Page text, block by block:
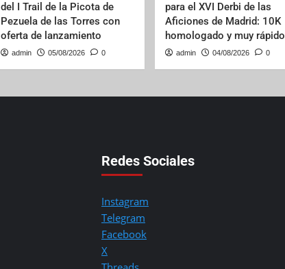
del I Trail de la Picota de
Pezuela de las Torres con
oferta de lanzamiento
admin 05/08/2026 0
para el XVI Derbi de las
Aficiones de Madrid: 10K
homologado y muy rápido
admin 04/08/2026 0
Redes Sociales
Instagram
Telegram
Facebook
X